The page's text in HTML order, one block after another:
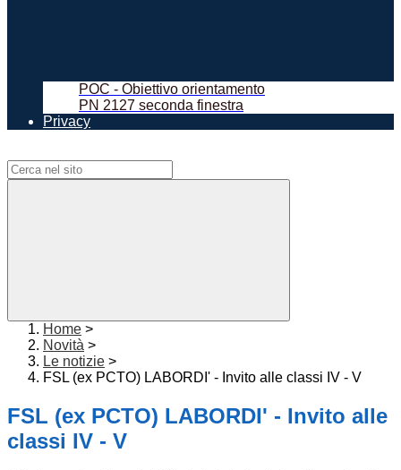
POC - Obiettivo orientamento
PN 2127 seconda finestra
Privacy
Home >
Novità >
Le notizie >
FSL (ex PCTO) LABORDI' - Invito alle classi IV - V
FSL (ex PCTO) LABORDI' - Invito alle
classi IV - V